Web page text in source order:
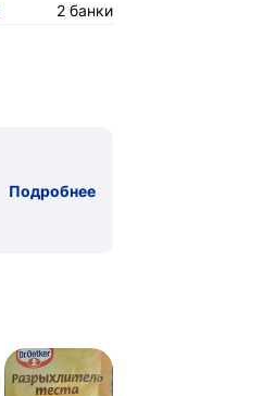
2 банки
Подробнее